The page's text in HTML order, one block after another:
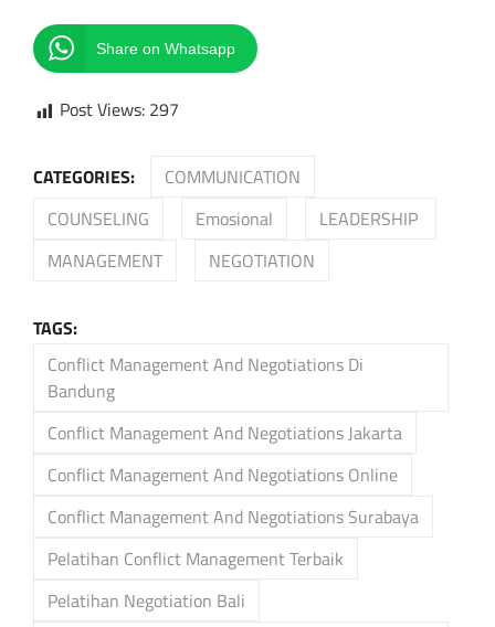
Share on Whatsapp
Post Views: 297
CATEGORIES:
COMMUNICATION
COUNSELING
Emosional
LEADERSHIP
MANAGEMENT
NEGOTIATION
TAGS:
Conflict Management And Negotiations Di
Bandung
Conflict Management And Negotiations Jakarta
Conflict Management And Negotiations Online
Conflict Management And Negotiations Surabaya
Pelatihan Conflict Management Terbaik
Pelatihan Negotiation Bali